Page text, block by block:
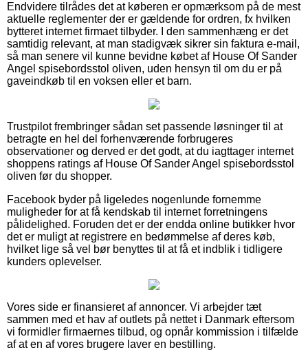
Endvidere tilrådes det at køberen er opmærksom på de mest
aktuelle reglementer der er gældende for ordren, fx hvilken
bytteret internet firmaet tilbyder. I den sammenhæng er det
samtidig relevant, at man stadigvæk sikrer sin faktura e-mail,
så man senere vil kunne bevidne købet af House Of Sander
Angel spisebordsstol oliven, uden hensyn til om du er på
gaveindkøb til en voksen eller et barn.
Trustpilot frembringer sådan set passende løsninger til at
betragte en hel del forhenværende forbrugeres
observationer og derved er det godt, at du iagttager internet
shoppens ratings af House Of Sander Angel spisebordsstol
oliven før du shopper.
Facebook byder på ligeledes nogenlunde fornemme
muligheder for at få kendskab til internet forretningens
pålidelighed. Foruden det er der endda online butikker hvor
det er muligt at registrere en bedømmelse af deres køb,
hvilket lige så vel bør benyttes til at få et indblik i tidligere
kunders oplevelser.
Vores side er finansieret af annoncer. Vi arbejder tæt
sammen med et hav af outlets på nettet i Danmark eftersom
vi formidler firmaernes tilbud, og opnår kommission i tilfælde
af at en af vores brugere laver en bestilling.